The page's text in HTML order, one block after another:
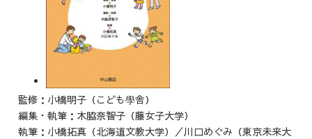
監修：小橋明子（こども學舎）
編集・執筆：木脇奈智子（藤女子大学）
執筆：小橋拓真（北海道文教大学）／川口めぐみ（東京未来大